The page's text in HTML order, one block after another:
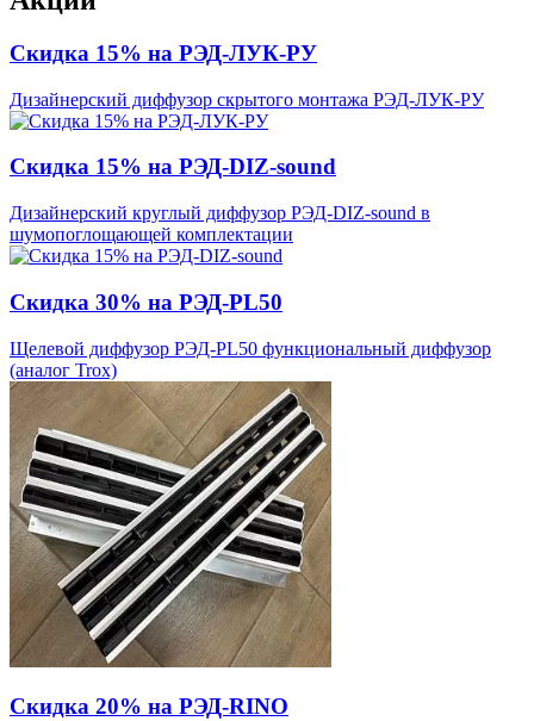
Скидка 15% на РЭД-ЛУК-РУ
Дизайнерский диффузор скрытого монтажа РЭД-ЛУК-РУ
Скидка 15% на РЭД-DIZ-sound
Дизайнерский круглый диффузор РЭД-DIZ-sound в
шумопоглощающей комплектации
Скидка 30% на РЭД-PL50
Щелевой диффузор РЭД-PL50 функциональный диффузор
(аналог Trox)
Скидка 20% на РЭД-RINO